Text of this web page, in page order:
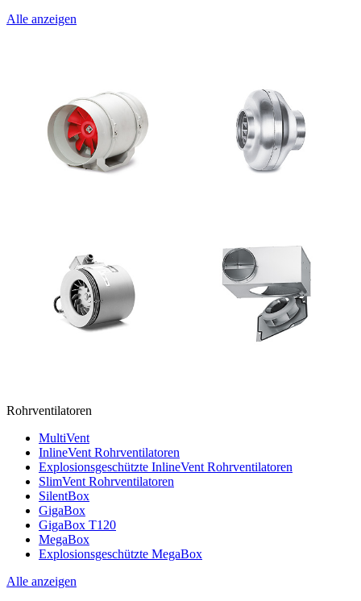
Alle anzeigen
Rohrventilatoren
MultiVent
InlineVent Rohrventilatoren
Explosionsgeschützte InlineVent Rohrventilatoren
SlimVent Rohrventilatoren
SilentBox
GigaBox
GigaBox T120
MegaBox
Explosionsgeschützte MegaBox
Alle anzeigen